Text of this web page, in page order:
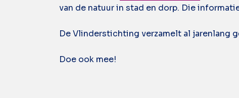
van de natuur in stad en dorp. Die
De Vlinderstichting verzamelt al jarenlang
Doe ook mee!